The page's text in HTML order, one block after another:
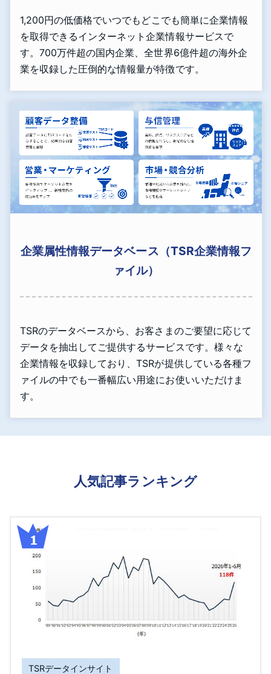
1,200円の低価格でいつでもどこでも簡単に企業情報
を取得できるインターネット企業情報サービスで
す。700万件超の国内企業、全世界6億件超の海外企
業を収録した圧倒的な情報量が特徴です。
企業属性情報データベース（TSR企業情報フ
ァイル）
TSRのデータベースから、お客さまのご要望に応じて
データを抽出してご提供するサービスです。様々な
企業情報を収録しており、TSRが提供している各種フ
ァイルの中でも一番幅広い用途にお使いいただけま
す。
人気記事ランキング
TSRデータインサイト